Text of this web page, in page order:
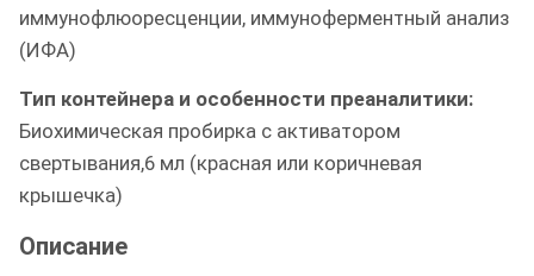
иммунофлюоресценции, иммуноферментный анализ
(ИФА)
Тип контейнера и особенности преаналитики:
Биохимическая пробирка с активатором
свертывания,6 мл (красная или коричневая
крышечка)
Описание